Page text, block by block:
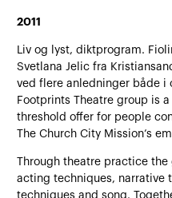
2011
Liv og lyst, diktprogram.
Svetlana Jelic fra
ved flere anledninger både i
Footprints Theatre group is
threshold offer for people
The Church City Mission’s
Through theatre practice
acting techniques, narrative
techniques and song.